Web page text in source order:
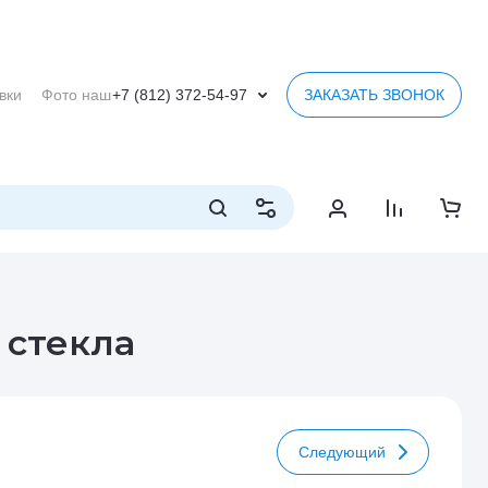
Фото наших работ Обратная связь Ультрафиолетовая
+7 (812) 372-54-97 ЗАКАЗАТЬ ЗВОНОК
Следующий